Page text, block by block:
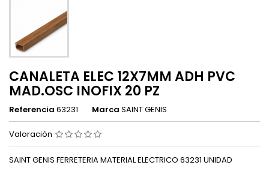
CANALETA ELEC 12X7MM ADH PVC
MAD.OSC INOFIX 20 PZ
Referencia 63231 Marca SAINT GENIS
Valoración
SAINT GENIS FERRETERIA MATERIAL ELECTRICO 63231 UNIDAD